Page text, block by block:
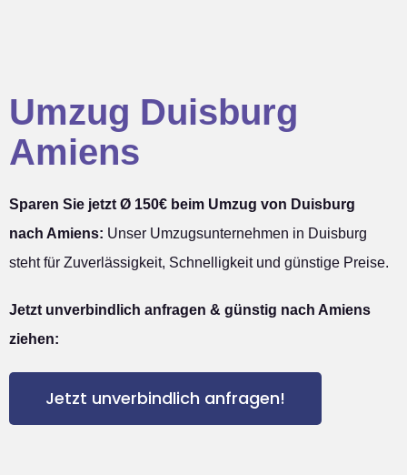
Umzug Duisburg
Amiens
Sparen Sie jetzt Ø 150€ beim Umzug von Duisburg
nach Amiens: Unser Umzugsunternehmen in Duisburg
steht für Zuverlässigkeit, Schnelligkeit und günstige Preise.
Jetzt unverbindlich anfragen & günstig nach Amiens
ziehen:
Jetzt unverbindlich anfragen!